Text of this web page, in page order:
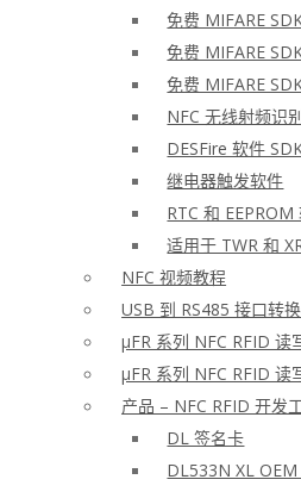
免费 MIFARE
免费 MIFARE
免费 MIFARE
NFC 无线射频识
DESFire 软件
继电器触发软件
RTC 和 EEPROM
适用于 TWR 和
NFC 视频教程
USB 到 RS485 接口转
μFR 系列 NFC RFID 读
μFR 系列 NFC RFID 读
产品 – NFC RFID 开发
DL 签名卡
DL533N XL